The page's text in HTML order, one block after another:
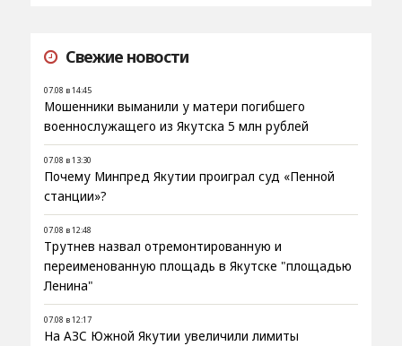
Свежие новости
07.08 в 14:45
Мошенники выманили у матери погибшего
военнослужащего из Якутска 5 млн рублей
07.08 в 13:30
Почему Минпред Якутии проиграл суд «Пенной
станции»?
07.08 в 12:48
Трутнев назвал отремонтированную и
переименованную площадь в Якутске "площадью
Ленина"
07.08 в 12:17
На АЗС Южной Якутии увеличили лимиты